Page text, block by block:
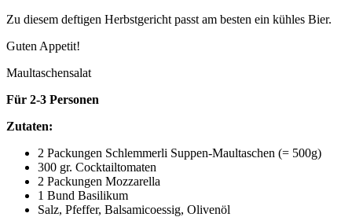
Zu diesem deftigen Herbstgericht passt am besten ein kühles Bier.
Guten Appetit!
Maultaschensalat
Für 2-3 Personen
Zutaten:
2 Packungen Schlemmerli Suppen-Maultaschen (= 500g)
300 gr. Cocktailtomaten
2 Packungen Mozzarella
1 Bund Basilikum
Salz, Pfeffer, Balsamicoessig, Olivenöl